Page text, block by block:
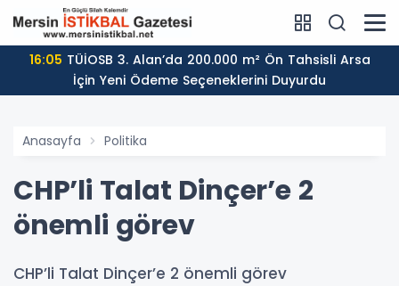
16:05
İçin Yeni Ödeme Seçeneklerini Duyurdu
Anasayfa Politika
CHP’li Talat Dinçer’e 2
önemli görev
CHP’li Talat Dinçer’e 2 önemli görev